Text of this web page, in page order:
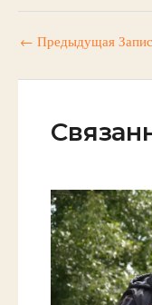
← Предыдущая